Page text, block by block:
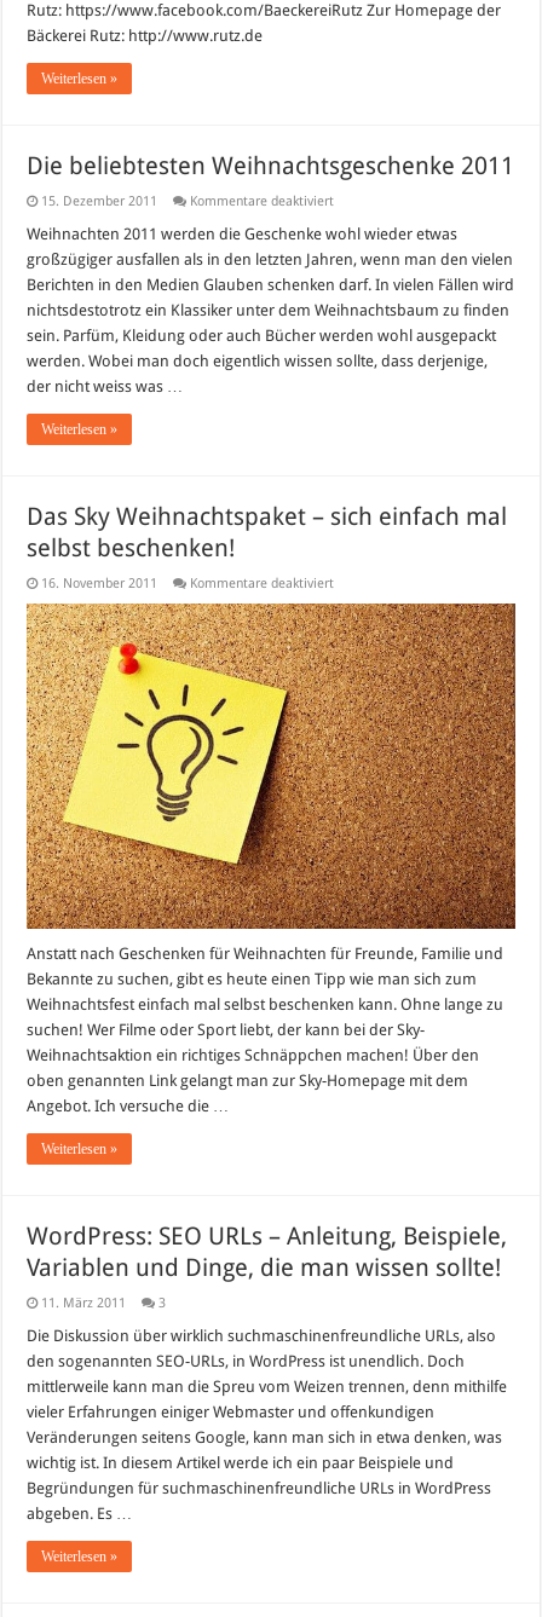
Rutz: https://www.facebook.com/BaeckereiRutz Zur Homepage der
Bäckerei Rutz: http://www.rutz.de
Weiterlesen »
Die beliebtesten Weihnachtsgeschenke 2011
15. Dezember 2011 Kommentare deaktiviertfür
beliebtesten
2011
Weihnachten 2011 werden die Geschenke wohl wieder etwas
großzügiger ausfallen als in den letzten Jahren, wenn man den vielen
Berichten in den Medien Glauben schenken darf. In vielen Fällen wird
nichtsdestotrotz ein Klassiker unter dem Weihnachtsbaum zu finden
sein. Parfüm, Kleidung oder auch Bücher werden wohl ausgepackt
werden. Wobei man doch eigentlich wissen sollte, dass derjenige,
der nicht weiss was …
Weiterlesen »
Das Sky Weihnachtspaket – sich einfach mal
selbst beschenken!
16. November 2011 Kommentare deaktiviertfür
Sky
Weihnachtspaket
–
sich
einfach
mal
selbst
beschenken!
Anstatt nach Geschenken für Weihnachten für Freunde, Familie und
Bekannte zu suchen, gibt es heute einen Tipp wie man sich zum
Weihnachtsfest einfach mal selbst beschenken kann. Ohne lange zu
suchen! Wer Filme oder Sport liebt, der kann bei der Sky-
Weihnachtsaktion ein richtiges Schnäppchen machen! Über den
oben genannten Link gelangt man zur Sky-Homepage mit dem
Angebot. Ich versuche die …
Weiterlesen »
WordPress: SEO URLs – Anleitung, Beispiele,
Variablen und Dinge, die man wissen sollte!
11. März 2011 3
Die Diskussion über wirklich suchmaschinenfreundliche URLs, also
den sogenannten SEO-URLs, in WordPress ist unendlich. Doch
mittlerweile kann man die Spreu vom Weizen trennen, denn mithilfe
vieler Erfahrungen einiger Webmaster und offenkundigen
Veränderungen seitens Google, kann man sich in etwa denken, was
wichtig ist. In diesem Artikel werde ich ein paar Beispiele und
Begründungen für suchmaschinenfreundliche URLs in WordPress
abgeben. Es …
Weiterlesen »